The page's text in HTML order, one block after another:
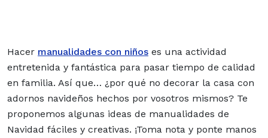
Hacer manualidades con niños es una actividad
entretenida y fantástica para pasar tiempo de calidad
en familia. Así que… ¿por qué no decorar la casa con
adornos navideños hechos por vosotros mismos? Te
proponemos algunas ideas de manualidades de
Navidad fáciles y creativas. ¡Toma nota y ponte manos